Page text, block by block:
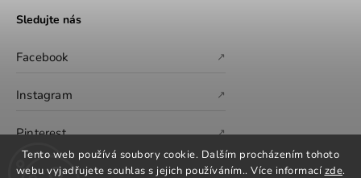
Tento web používá soubory cookie. Dalším procházením tohoto
webu vyjadřujete souhlas s jejich používáním.. Více informacízde.
Sledujte nás
Facebook ↗
Instagram ↗
Pinterest ↗